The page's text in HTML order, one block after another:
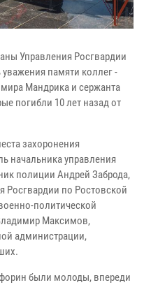
Управления Росгвардии
памяти коллег -
Мандрика и сержанта
погибли 10 лет назад от
захоронения
начальника управления
полиции Андрей Заброда,
Росгвардии по Ростовской
политической
Максимов,
администрации,
были молоды, впереди